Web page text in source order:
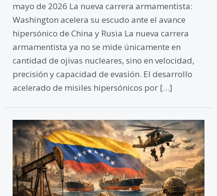
mayo de 2026 La nueva carrera armamentista:
Washington acelera su escudo ante el avance
hipersónico de China y Rusia La nueva carrera
armamentista ya no se mide únicamente en
cantidad de ojivas nucleares, sino en velocidad,
precisión y capacidad de evasión. El desarrollo
acelerado de misiles hipersónicos por […]
El
gran
botín
venezolano:
recursos